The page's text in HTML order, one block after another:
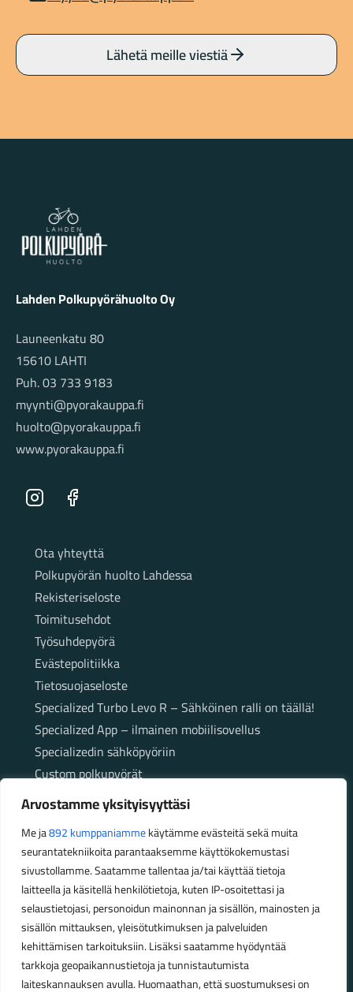
Arvostamme yksityisyyttäsi
Me ja892 kumppaniammekäytämme evästeitä sekä muita
seurantatekniikoita parantaaksemme käyttökokemustasi
sivustollamme. Saatamme tallentaa ja/tai käyttää tietoja
laitteella ja käsitellä henkilötietoja, kuten IP-osoitettasi ja
selaustietojasi, personoidun mainonnan ja sisällön, mainosten ja
sisällön mittauksen, yleisötutkimuksen ja palveluiden
kehittämisen tarkoituksiin. Lisäksi saatamme hyödyntää
tarkkoja geopaikannustietoja ja tunnistautumista
laiteskannauksen avulla. Huomaathan, että suostumuksesi on
Lähetä meille viestiä
Lahden Polkupyörähuolto - etusivulle
Lahden Polkupyörähuolto Oy
Launeenkatu 80
15610 LAHTI
Puh. 03 733 9183
myynti@pyorakauppa.fi
huolto@pyorakauppa.fi
www.pyorakauppa.fi
Instagram Facebook
SivutOta yhteyttä
Polkupyörän huolto Lahdessa
Rekisteriseloste
Toimitusehdot
Työsuhdepyörä
Evästepolitiikka
Tietosuojaseloste
Specialized Turbo Levo R – Sähköinen ralli on täällä!
Specialized App – ilmainen mobiilisovellus
Specializedin sähköpyöriin
Custom polkupyörät
Fatbikellä helppoa ja huoletonta etenemistä
maastossa
Aukioloajat
Talvikauden aukioloajat (1.10.2025 – 28.2.2026)
Ma-Pe 10-18
La 10-14
Kesäkauden aukioloajat (1.3.2026 – 30.9.2026)